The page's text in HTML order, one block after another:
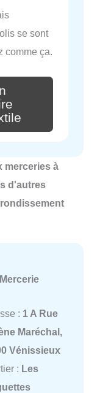
se sont
comme ça.
merceries à
d'autres
Mercerie
: 1 A Rue
Maréchal,
Vénissieux
: Les